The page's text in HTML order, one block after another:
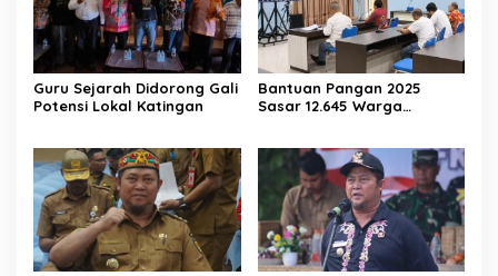
Guru Sejarah Didorong Gali
Potensi Lokal Katingan
Bantuan Pangan 2025
Sasar 12.645 Warga